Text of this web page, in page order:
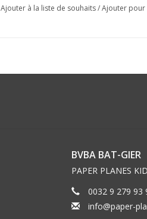
Ajouter à la liste de souhaits/Ajouter
BVBA BAT-GIER
PAPER PLANES
0032 9 279 93
info@paper-